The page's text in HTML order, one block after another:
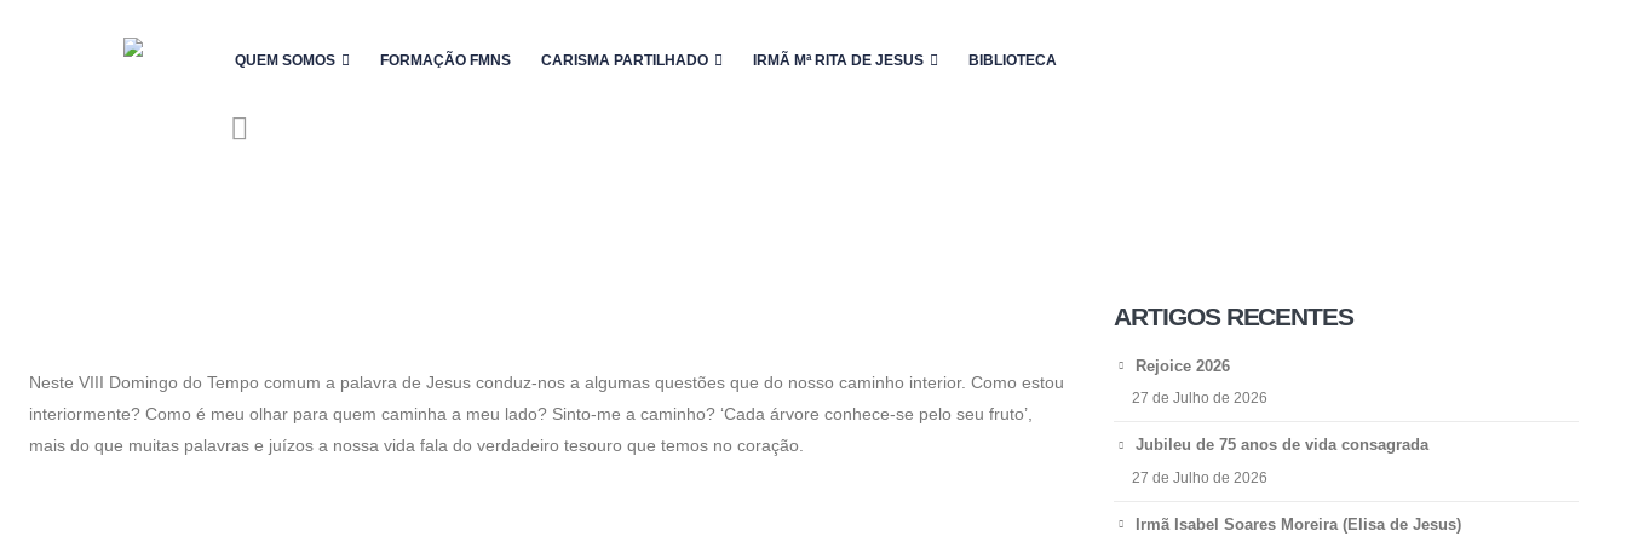
QUEM SOMOS FORMAÇÃO FMNS CARISMA PARTILHADO IRMÃ Mª RITA DE JESUS BIBLIOTECA
Neste VIII Domingo do Tempo comum a palavra de Jesus conduz-nos a algumas questões que do nosso caminho interior. Como estou
interiormente? Como é meu olhar para quem caminha a meu lado? Sinto-me a caminho? ‘Cada árvore conhece-se pelo seu fruto’,
mais do que muitas palavras e juízos a nossa vida fala do verdadeiro tesouro que temos no coração.
ARTIGOS RECENTES
Rejoice 2026
27 de Julho de 2026
Jubileu de 75 anos de vida consagrada
27 de Julho de 2026
Irmã Isabel Soares Moreira (Elisa de Jesus)